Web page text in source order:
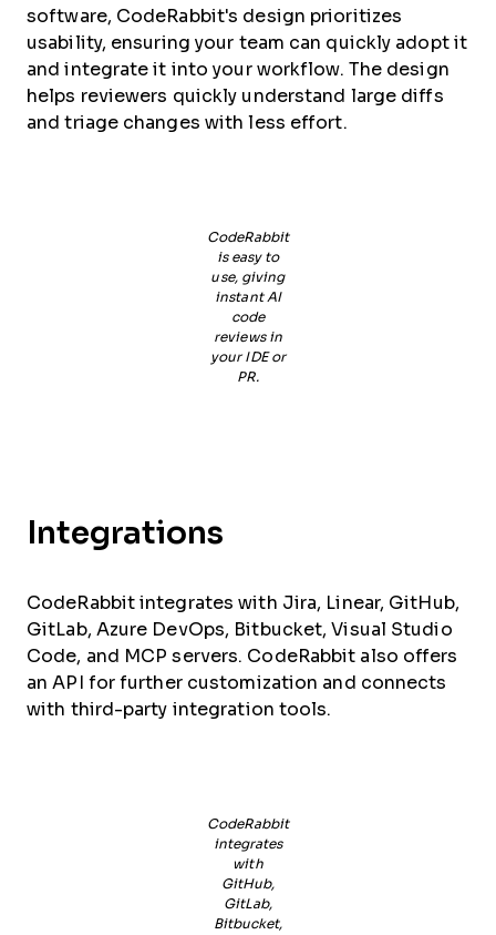
software, CodeRabbit's design prioritizes
usability, ensuring your team can quickly adopt it
and integrate it into your workflow. The design
helps reviewers quickly understand large diffs
and triage changes with less effort.
CodeRabbit
is easy to
use, giving
instant AI
code
reviews in
your IDE or
PR.
Integrations
CodeRabbit integrates with Jira, Linear, GitHub,
GitLab, Azure DevOps, Bitbucket, Visual Studio
Code, and MCP servers. CodeRabbit also offers
an API for further customization and connects
with third-party integration tools.
CodeRabbit
integrates
with
GitHub,
GitLab,
Bitbucket,